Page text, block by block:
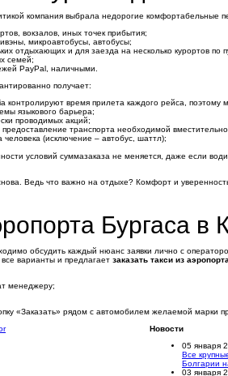
компания выбрала недорогие комфортабельные
вокзалов, иных точек прибытия;
микроавтобусы, автобусы;
отдыхающих и для заезда на несколько курортов по
семей;
PayPal, наличными.
получает:
контролируют время прилета каждого рейса,
языкового барьера;
проводимых акций;
транспорта необходимой
(исключение – автобус, шаттл);
условий суммазаказа не меняется, даже если
Ведь что важно на отдыхе? Комфорт и
Бургаса в
обсудить каждый нюанс заявки лично с
варианты и предлагает заказать такси из
менеджеру;
«Заказать» рядом с автомобилем желаемой марки
Новости
05 января
Все
Болгарии
03 января